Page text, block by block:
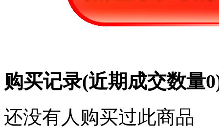
购买记录(近期成交数量0
还没有人购买过此商品